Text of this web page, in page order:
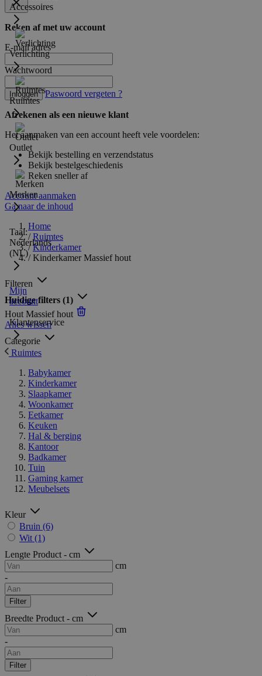
Accessoires
Verlichting
Ruimtes
Outlet
Merken
Taal:
Nederlands
(NL)
Mijn
account
Klantenservice
Reken af met uw account
E-mail adres
Wachtwoord
Inloggen Paswoord vergeten ?
Afrekenen als een nieuwe klant
Het aanmaken van een account heeft vele voordelen:
Bekijk bestelling en verzendstatus
Bekijk bestelgeschiedenis
Reken sneller af
Account aanmaken
Ga naar de inhoud
Home
/ Ruimtes
/ Kinderkamer
/ Kinderkamer Massief hout
Filteren
Huidige filters (1)
Hout Massief hout
Alles wissen
Categorie
Ruimtes
Babykamer
Kinderkamer
Slaapkamer
Woonkamer
Eetkamer
Keuken
Hal & berging
Kantoor
Badkamer
Tuin
Gaming kamer
Meubelsets
Kleur
Bruin (6)
Wit (1)
Lengte Product - cm
cm
-
Filter
Breedte Product - cm
cm
-
Filter